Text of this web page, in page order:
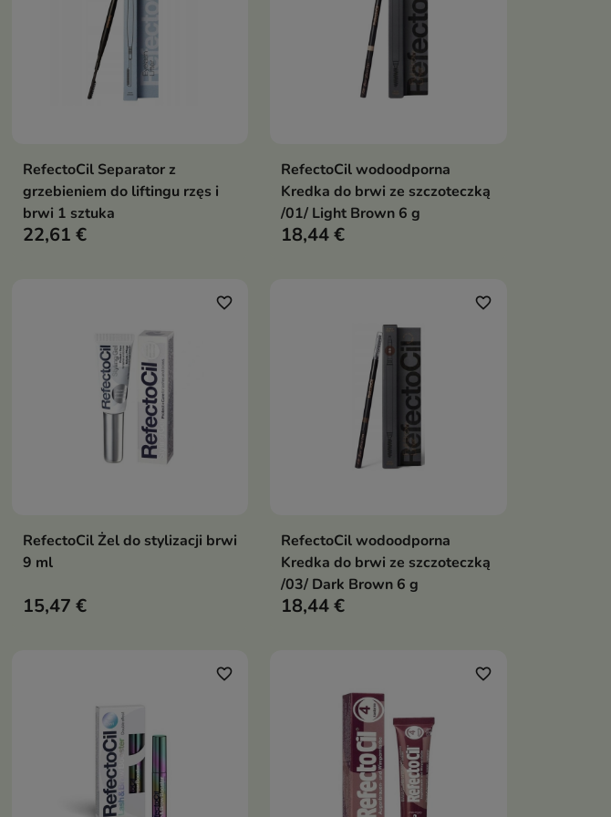
Dodaj do koszyka
RefectoCil Separator z
grzebieniem do liftingu rzęs i
brwi 1 sztuka
22,61 €
Dodaj do koszyka
RefectoCil wodoodporna
Kredka do brwi ze szczoteczką
/01/ Light Brown 6 g
18,44 €
Dodaj do koszyka
favorite_border
RefectoCil Żel do stylizacji brwi
9 ml
15,47 €
Dodaj do koszyka
favorite_border
RefectoCil wodoodporna
Kredka do brwi ze szczoteczką
/03/ Dark Brown 6 g
18,44 €
favorite_border favorite_border